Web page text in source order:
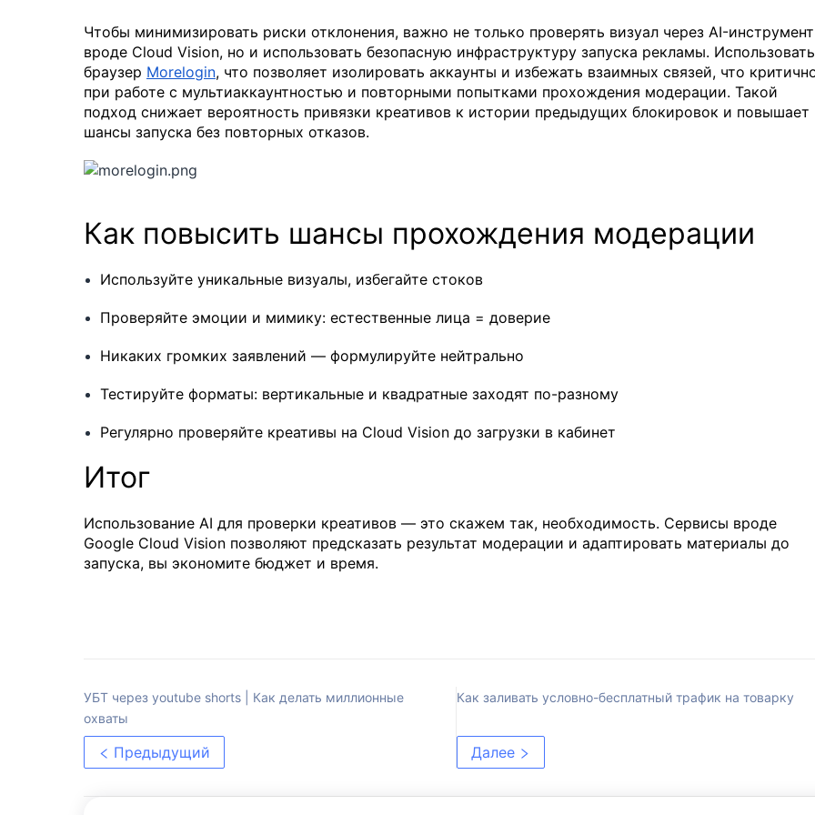
Чтобы минимизировать риски отклонения, важно не только проверять визуал через AI-
вроде Cloud Vision, но и использовать безопасную инфраструктуру запуска рекламы. Использовать
браузер Morelogin, что позволяет изолировать аккаунты и избежать взаимных связей, что
при работе с мультиаккаунтностью и повторными попытками прохождения модерации. Такой
подход снижает вероятность привязки креативов к истории предыдущих блокировок и повышает
шансы запуска без повторных отказов.
Как повысить шансы прохождения модерации
Используйте уникальные визуалы, избегайте стоков
Проверяйте эмоции и мимику: естественные лица = доверие
Никаких громких заявлений — формулируйте нейтрально
Тестируйте форматы: вертикальные и квадратные заходят по-разному
Регулярно проверяйте креативы на Cloud Vision до загрузки в кабинет
Итог
Использование AI для проверки креативов — это скажем так, необходимость. Сервисы вроде
Google Cloud Vision позволяют предсказать результат модерации и адаптировать материалы до
запуска, вы экономите бюджет и время.
УБТ через youtube shorts | Как делать миллионные
охваты
Предыдущий
Как заливать условно-бесплатный трафик на товарку
Далее